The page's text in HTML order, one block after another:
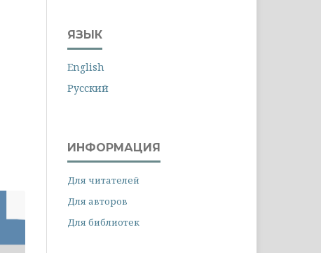
ЯЗЫК
English
Русский
ИНФОРМАЦИЯ
Для читателей
Для авторов
Для библиотек